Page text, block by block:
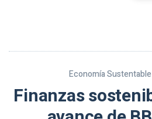
Economía
Finanzas